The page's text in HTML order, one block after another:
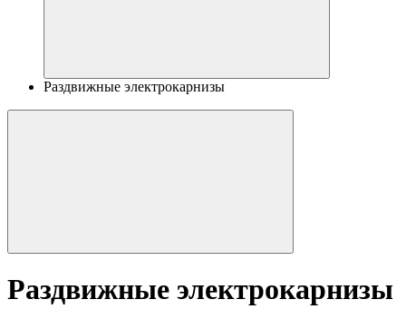
Раздвижные электрокарнизы
Раздвижные электрокарнизы